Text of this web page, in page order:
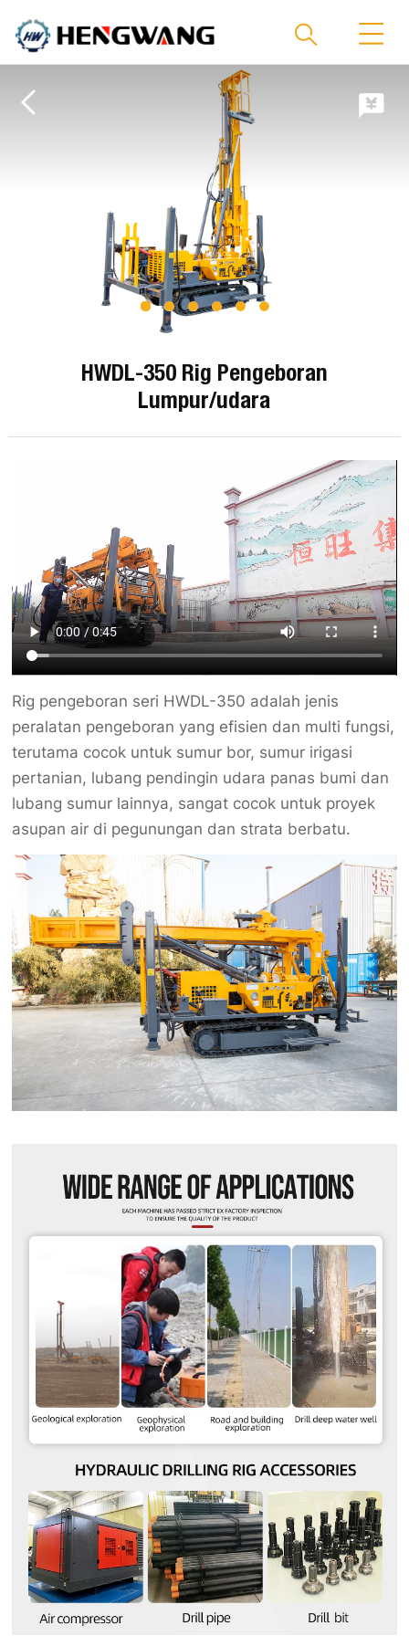
HWDL-350 Rig Pengeboran
Lumpur/udara
Rig pengeboran seri HWDL-350 adalah jenis
peralatan pengeboran yang efisien dan multi fungsi,
terutama cocok untuk sumur bor, sumur irigasi
pertanian, lubang pendingin udara panas bumi dan
lubang sumur lainnya, sangat cocok untuk proyek
asupan air di pegunungan dan strata berbatu.